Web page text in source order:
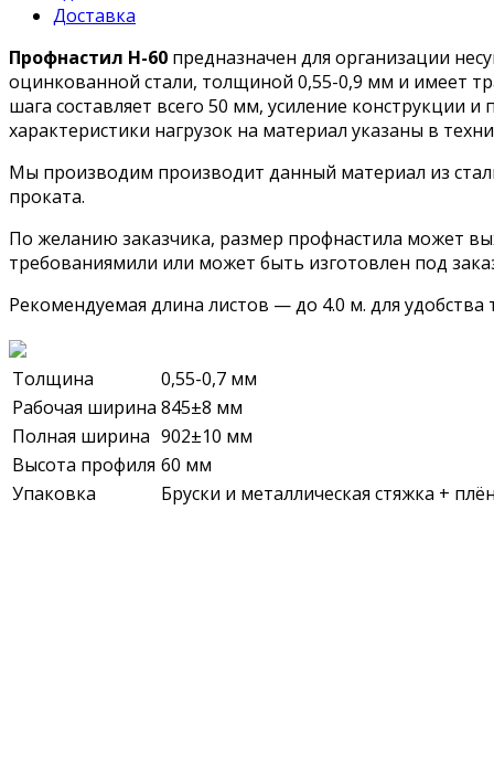
Доставка
Профнастил H-60 предназначен для организации
оцинкованной стали, толщиной 0,55-0,9 мм и имеет
шага составляет всего 50 мм, усиление
характеристики нагрузок на материал указаны в
Мы производим производит данный материал из
проката.
По желанию заказчика, размер профнастила может
требованиямили или может быть изготовлен под
Рекомендуемая длина листов — до 4.0 м. для
Толщина
0,55-0,7 мм
Рабочая ширина 845±8 мм
Полная ширина 902±10 мм
Высота профиля 60 мм
Упаковка
Бруски и металлическая стяжка +